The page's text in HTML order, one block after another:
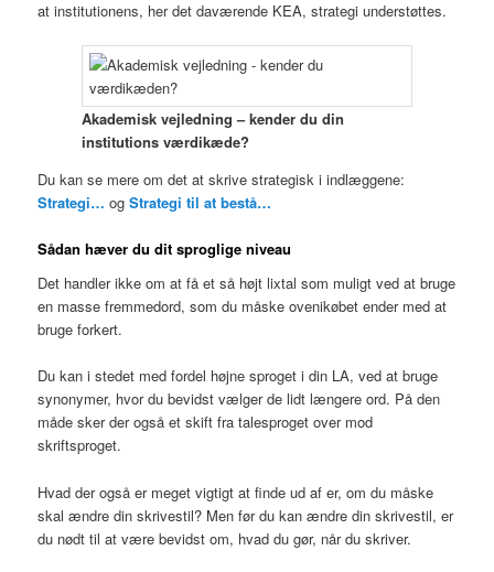
at institutionens, her det daværende KEA, strategi understøttes.
Akademisk vejledning – kender du din
institutions værdikæde?
Du kan se mere om det at skrive strategisk i indlæggene:
Strategi… ogStrategi til at bestå…
Sådan hæver du dit sproglige niveau
Det handler ikke om at få et så højt lixtal som muligt ved at bruge
en masse fremmedord, som du måske ovenikøbet ender med at
bruge forkert.
Du kan i stedet med fordel højne sproget i din LA, ved at bruge
synonymer, hvor du bevidst vælger de lidt længere ord. På den
måde sker der også et skift fra talesproget over mod
skriftsproget.
Hvad der også er meget vigtigt at finde ud af er, om du måske
skal ændre din skrivestil? Men før du kan ændre din skrivestil, er
du nødt til at være bevidst om, hvad du gør, når du skriver.